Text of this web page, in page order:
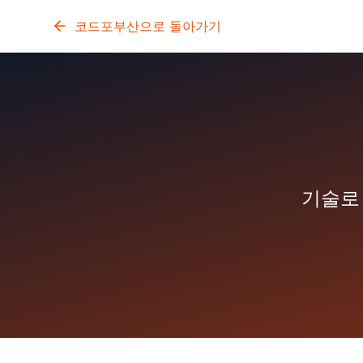
코드포부산으로 돌아가기
기술